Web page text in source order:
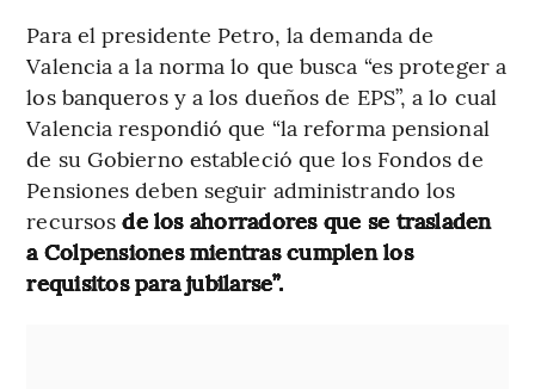
Para el presidente Petro, la demanda de
Valencia a la norma lo que busca “es proteger a
los banqueros y a los dueños de EPS”, a lo cual
Valencia respondió que “la reforma pensional
de su Gobierno estableció que los Fondos de
Pensiones deben seguir administrando los
recursosde los ahorradores que se trasladen
a Colpensiones mientras cumplen los
requisitos para jubilarse”.